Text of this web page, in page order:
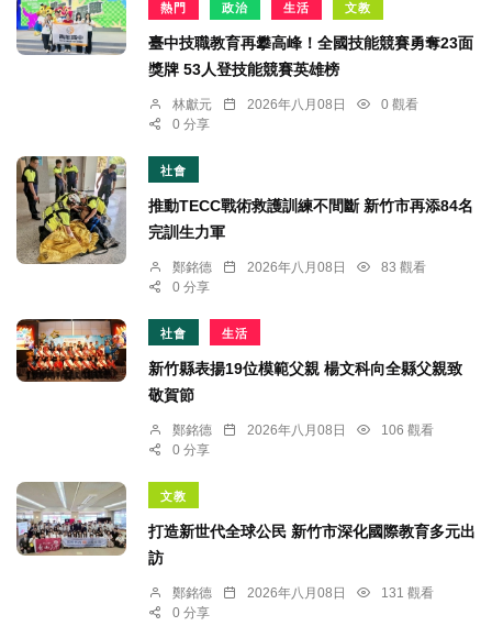
熱門 政治 生活 文教
臺中技職教育再攀高峰！全國技能競賽勇奪23面
獎牌 53人登技能競賽英雄榜
林獻元 2026年八月08日
0 觀看
0 分享
社會
推動TECC戰術救護訓練不間斷 新竹市再添84名
完訓生力軍
鄭銘德 2026年八月08日
83 觀看
0 分享
社會 生活
新竹縣表揚19位模範父親 楊文科向全縣父親致
敬賀節
鄭銘德 2026年八月08日
106 觀看
0 分享
文教
打造新世代全球公民 新竹市深化國際教育多元出
訪
鄭銘德 2026年八月08日
131 觀看
0 分享